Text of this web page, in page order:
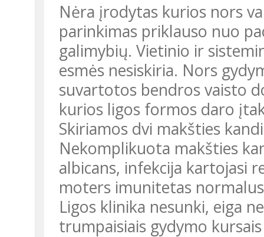
Nėra įrodytas kurios nors
parinkimas priklauso nuo
galimybių. Vietinio ir
esmės nesiskiria. Nors
suvartotos bendros vaisto
kurios ligos formos daro
Skiriamos dvi makšties
Nekomplikuota makšties
albicans, infekcija kartojasi
moters imunitetas
Ligos klinika nesunki, eiga
trumpaisiais gydymo